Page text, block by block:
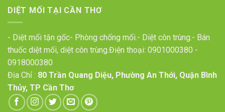
DIỆT MỐI TẠI CẦN THƠ
- Diệt mối tận gốc- Phòng chống mối.- Diệt côn trùng.- Bán
thuốc diệt mối, diệt côn trùng.Điện thoại: 0901000380 -
0918000380
Địa Chỉ : 80 Trần Quang Diệu, Phường An Thới, Quận Bình
Thủy, TP Cần Thơ